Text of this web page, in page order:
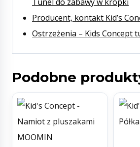
Tunel do zabawy w kropki
Producent, kontakt Kid’s
Ostrzeżenia – Kids Concept
Podobne